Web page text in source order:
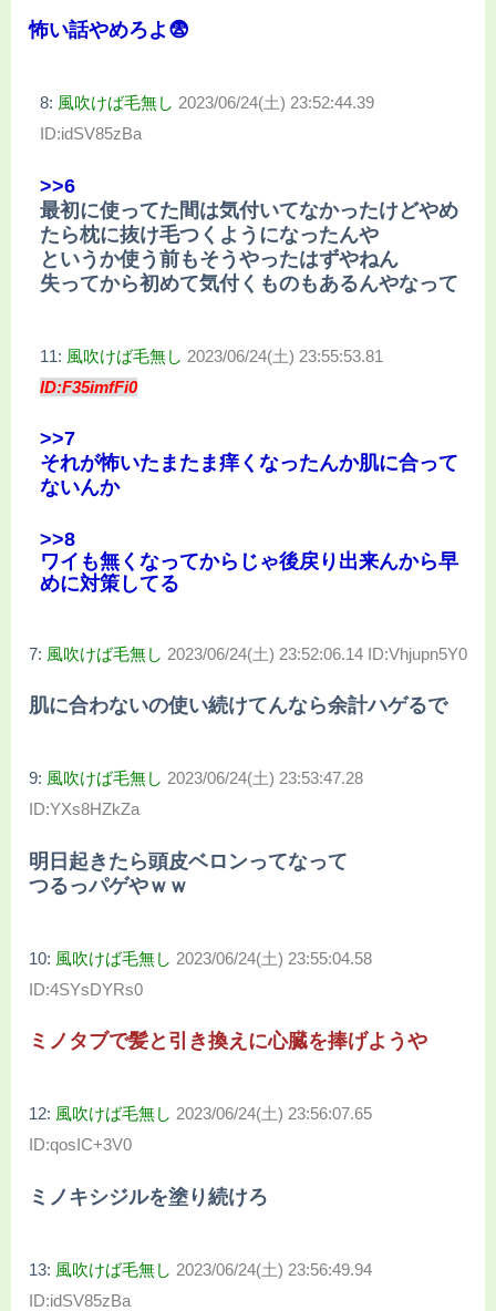
怖い話やめろよ😨
8: 風吹けば毛無し 2023/06/24(土) 23:52:44.39
ID:idSV85zBa
>>6
最初に使ってた間は気付いてなかったけどやめ
たら枕に抜け毛つくようになったんや
というか使う前もそうやったはずやねん
失ってから初めて気付くものもあるんやなって
11: 風吹けば毛無し 2023/06/24(土) 23:55:53.81
ID:F35imfFi0
>>7
それが怖いたまたま痒くなったんか肌に合って
ないんか
>>8
ワイも無くなってからじゃ後戻り出来んから早
めに対策してる
7: 風吹けば毛無し 2023/06/24(土) 23:52:06.14 ID:Vhjupn5Y0
肌に合わないの使い続けてんなら余計ハゲるで
9: 風吹けば毛無し 2023/06/24(土) 23:53:47.28
ID:YXs8HZkZa
明日起きたら頭皮ベロンってなって
つるっパゲやｗｗ
10: 風吹けば毛無し 2023/06/24(土) 23:55:04.58
ID:4SYsDYRs0
ミノタブで髪と引き換えに心臓を捧げようや
12: 風吹けば毛無し 2023/06/24(土) 23:56:07.65
ID:qosIC+3V0
ミノキシジルを塗り続けろ
13: 風吹けば毛無し 2023/06/24(土) 23:56:49.94
ID:idSV85zBa